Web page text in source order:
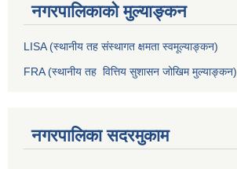
नगरपालिकाको मुल्याङ्कन
LISA (स्थानीय तह संस्थागत क्षमता स्वमूल्याङ्कन)
FRA (स्थानीय तह वित्तिय सुशासन जोखिम मुल्याङ्कन)
नगरपालिका सदरमुकाम